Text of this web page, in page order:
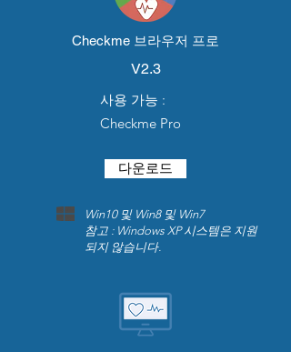
Checkme 브라우저 프로
V2.3
사용 가능 :
Checkme Pro
다운로드
Win10 및 Win8 및 Win7
참고 : Windows XP 시스템은 지원
되지 않습니다.